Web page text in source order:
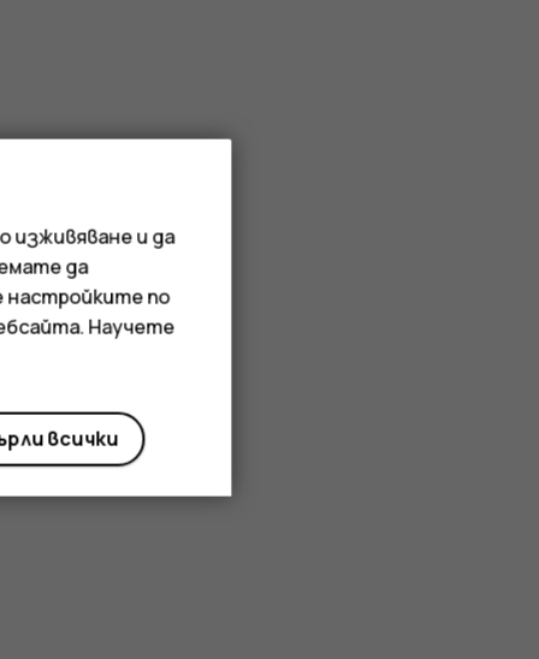
изживяване и да
да
настройките по
Научете
всички